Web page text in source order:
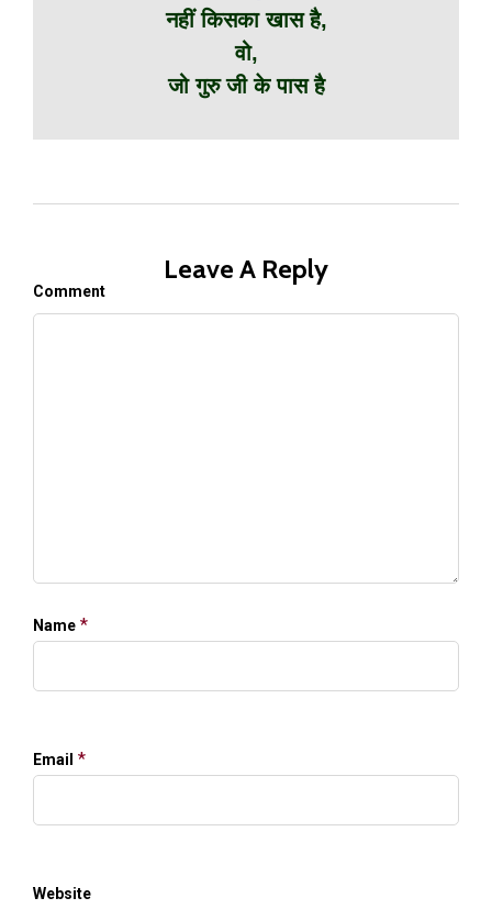
नहीं किसका खास है,
वो,
जो गुरु जी के पास है
Leave A Reply
Comment
Name *
Email *
Website